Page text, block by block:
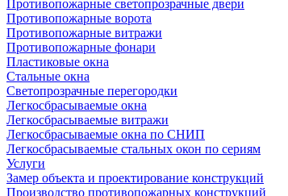
Противопожарные светопрозрачные двери
Противопожарные ворота
Противопожарные витражи
Противопожарные фонари
Пластиковые окна
Стальные окна
Светопрозрачные перегородки
Легкосбрасываемые окна
Легкосбрасываемые витражи
Легкосбрасываемые окна по СНИП
Легкосбрасываемые стальных окон по сериям
Услуги
Замер объекта и проектирование конструкций
Производство противопожарных конструкций